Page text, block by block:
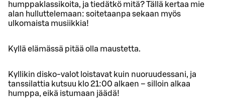
humppaklassikoita, ja tiedätkö mitä? Tällä kertaa mie
alan hulluttelemaan: soitetaanpa sekaan myös
ulkomaista musiikkia!
Kyllä elämässä pitää olla maustetta.
Kyllikin disko-valot loistavat kuin nuoruudessani, ja
tanssilattia kutsuu klo 21:00 alkaen – silloin alkaa
humppa, eikä istumaan jäädä!